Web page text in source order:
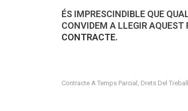
ÉS IMPRESCINDIBLE QUE
CONVIDEM A LLEGIR AQUEST
CONTRACTE.
Contracte A Temps Parcial , Drets Del